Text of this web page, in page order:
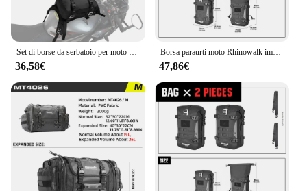
36,58€
Borsa paraurti moto Rhinowalk impermeabile con bordo di supporto interno telaio Crash Bar Pack borsa di posizionamento per attrezzi da equitazione all'aperto
47,86€